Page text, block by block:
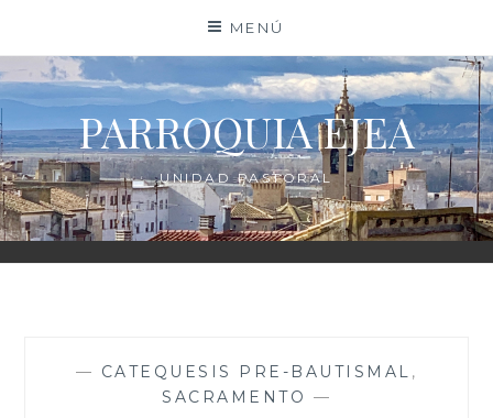
contenido
MENÚ
PARROQUIA EJEA
UNIDAD PASTORAL
— CATEQUESIS PRE-BAUTISMAL ,
SACRAMENTO —